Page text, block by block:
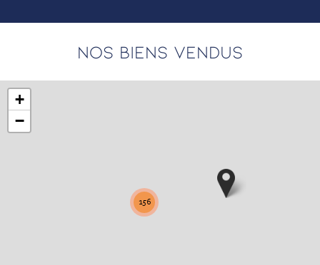
NOS BIENS VENDUS
156
+
−